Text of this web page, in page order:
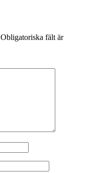
Obligatoriska fält är